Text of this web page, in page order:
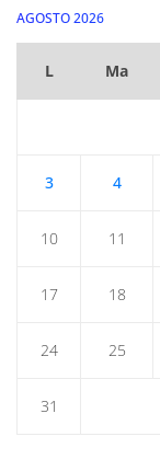
AGOSTO 2026
L Ma
3 4
10 11
17 18
24 25
31